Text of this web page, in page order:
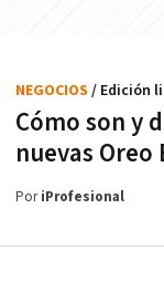
Cómo son y
nuevas Oreo
NEGOCIOS / Edición
PoriProfesional